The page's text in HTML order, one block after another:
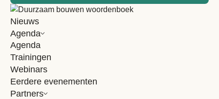
Nieuws
Agenda
Agenda
Trainingen
Webinars
Eerdere evenementen
Partners
Altena Group B.V. – adviseur – Download PDF
Altera Mangement B.V. – belegger – Download PDF
AM – ontwikkelaar – Download PDF
Amstelius Green Building Group – adviseur – Download
PDF
Amvest – belegger – Download PDF